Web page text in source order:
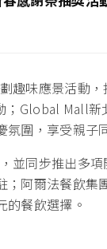
味應景活動，
Global Mall新
圍，享受親子
並同步推出多
阿爾法餐飲集
的餐飲選擇。